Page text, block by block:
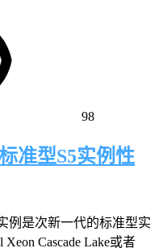
98
准型S5实例性
例是次新一代的标准型实
Cascade Lake或者